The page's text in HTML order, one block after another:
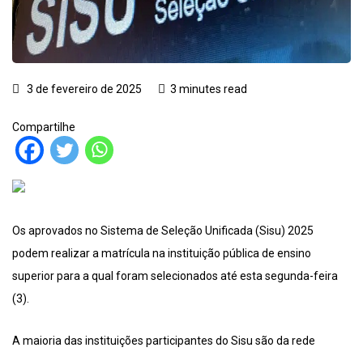
3 de fevereiro de 2025 3 minutes read
Compartilhe
Os aprovados no Sistema de Seleção Unificada (Sisu) 2025
podem realizar a matrícula na instituição pública de ensino
superior para a qual foram selecionados até esta segunda-feira
(3).
A maioria das instituições participantes do Sisu são da rede